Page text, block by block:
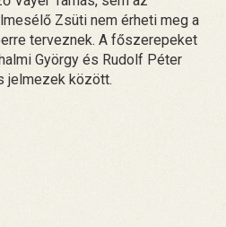
Zsüti nem érheti meg a
terveznek. A főszerepeket
György és Rudolf Péter
jelmezek között.